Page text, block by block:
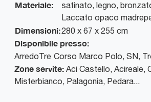
Materiale:
satinato, legno,
Laccato opaco
Dimensioni:280 x 67 x 255 cm
Disponibile presso:
ArredoTre Corso Marco Polo, SN,
Zone servite: Aci Castello, Acireale,
Misterbianco, Palagonia, Pedara...